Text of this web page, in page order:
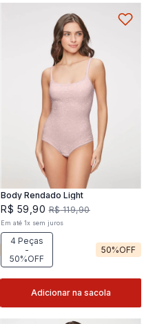
Body Rendado Light
R$ 59 ,90 R$ 119,90
Em até 1x sem juros
4 Peças
-
50%OFF
50%OFF
Adicionar na sacola